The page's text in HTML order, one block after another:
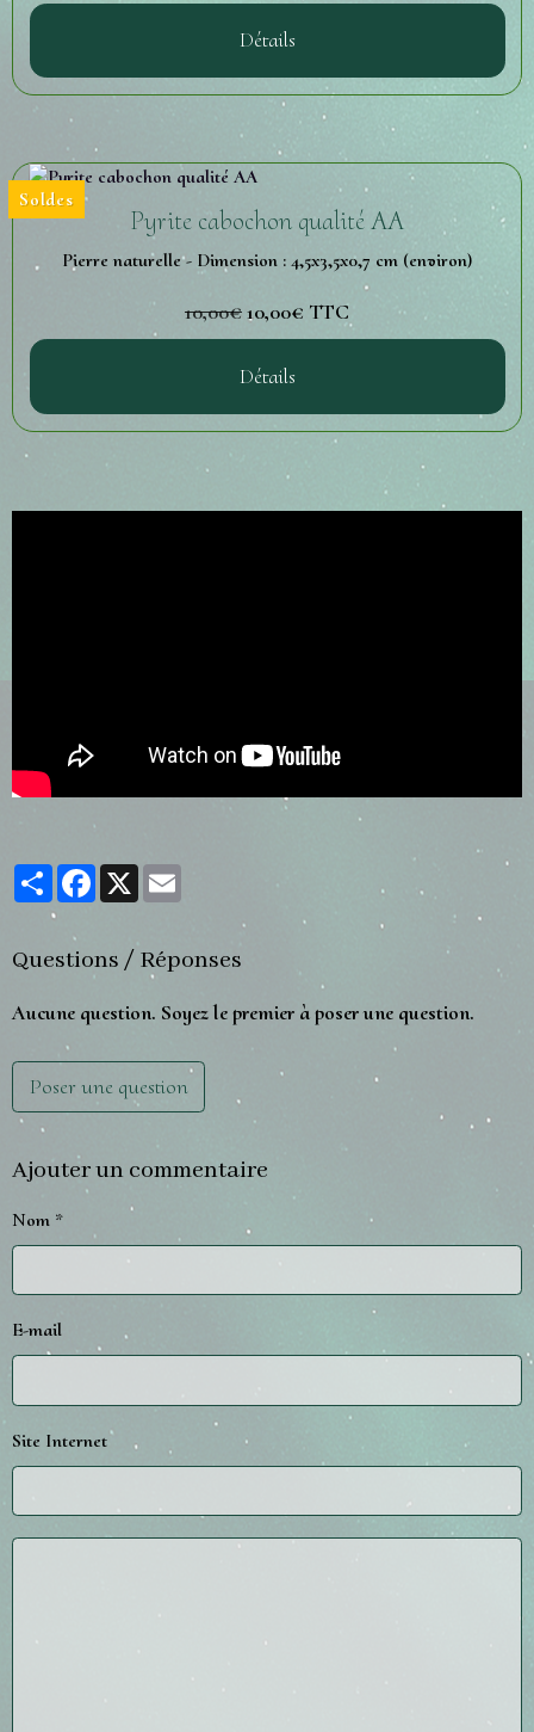
Détails
Soldes
Pyrite cabochon qualité AA
Pierre naturelle - Dimension : 4,5x3,5x0,7 cm (environ)
10,00€10,00€ TTC
Détails
PartagerFacebook
X
Questions / Réponses
Aucune question. Soyez le premier à poser une question.
Poser une question
Ajouter un commentaire
Nom
E-mail
Site Internet